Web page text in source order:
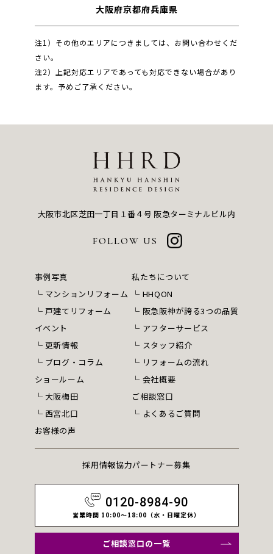
大阪府京都府兵庫県
注1）その他のエリアにつきましては、お問い合わせくだ
さい。
注2）上記対応エリアであっても対応できない場合があり
ます。予めご了承ください。
大阪市北区芝田一丁目１番４号 阪急ターミナルビル内
FOLLOW US
事例写真
マンションリフォーム
戸建てリフォーム
イベント
更新情報
ブログ・コラム
ショールーム
大阪梅田
西宮北口
お客様の声
私たちについて
HHQON
阪急阪神が誇る3つの品質
アフターサービス
スタッフ紹介
リフォームの流れ
会社概要
ご相談窓口
よくあるご質問
採用情報協力パートナー募集
0120-8984-90
営業時間 10:00～18:00（水・日曜定休）
ご相談窓口の一覧